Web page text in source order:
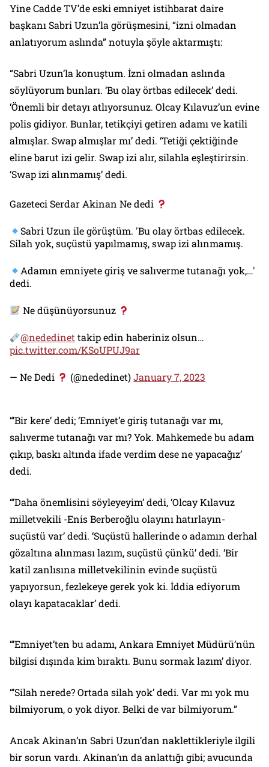
Yine Cadde TV’de eski emniyet istihbarat daire
başkanı Sabri Uzun’la görüşmesini, “izni olmadan
anlatıyorum aslında” notuyla şöyle aktarmıştı:
“Sabri Uzun’la konuştum. İzni olmadan aslında
söylüyorum bunları. ‘Bu olay örtbas edilecek’ dedi.
‘Önemli bir detayı atlıyorsunuz. Olcay Kılavuz’un evine
polis gidiyor. Bunlar, tetikçiyi getiren adamı ve katili
almışlar. Swap almışlar mı’ dedi. ‘Tetiği çektiğinde
eline barut izi gelir. Swap izi alır, silahla eşleştirirsin.
‘Swap izi alınmamış’ dedi.
Gazeteci Serdar Akinan Ne dedi
Sabri Uzun ile görüştüm. 'Bu olay örtbas edilecek.
Silah yok, suçüstü yapılmamış, swap izi alınmamış.
Adamın emniyete giriş ve salıverme tutanağı yok,…'
dedi.
Ne düşünüyorsunuz
@nededinet takip edin haberiniz olsun…
pic.twitter.com/KSoUPUJ9ar
— Ne Dedi (@nededinet)January 7, 2023
“’Bir kere’ dedi; ‘Emniyet’e giriş tutanağı var mı,
salıverme tutanağı var mı? Yok. Mahkemede bu adam
çıkıp, baskı altında ifade verdim dese ne yapacağız’
dedi.
“’Daha önemlisini söyleyeyim’ dedi, ‘Olcay Kılavuz
milletvekili -Enis Berberoğlu olayını hatırlayın-
suçüstü var’ dedi. ‘Suçüstü hallerinde o adamın derhal
gözaltına alınması lazım, suçüstü çünkü’ dedi. ‘Bir
katil zanlısına milletvekilinin evinde suçüstü
yapıyorsun, fezlekeye gerek yok ki. İddia ediyorum
olayı kapatacaklar’ dedi.
“’Emniyet’ten bu adamı, Ankara Emniyet Müdürü’nün
bilgisi dışında kim bıraktı. Bunu sormak lazım’ diyor.
“’Silah nerede? Ortada silah yok’ dedi. Var mı yok mu
bilmiyorum, o yok diyor. Belki de var bilmiyorum.”
Ancak Akinan’ın Sabri Uzun’dan naklettikleriyle ilgili
bir sorun vardı. Akinan’ın da anlattığı gibi; avucunda